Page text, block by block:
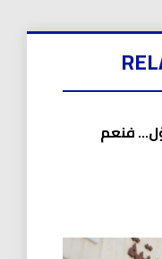
فنعم